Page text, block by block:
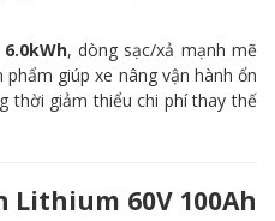
, dòng sạc/xả mạnh mẽ
phẩm giúp xe nâng vận hành ổn
thời giảm thiểu chi phí thay thế
Lithium 60V 100Ah